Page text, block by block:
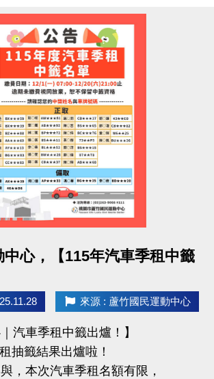
中心，【115年汽車季租中籤
來源 : 蘆竹國民運動中心
汽車季租中籤出爐！】
抽籤結果出爐啦！
，本次汽車季租名額有限，